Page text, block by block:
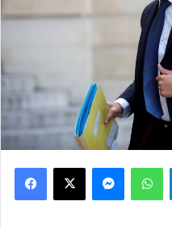
WhatsApp